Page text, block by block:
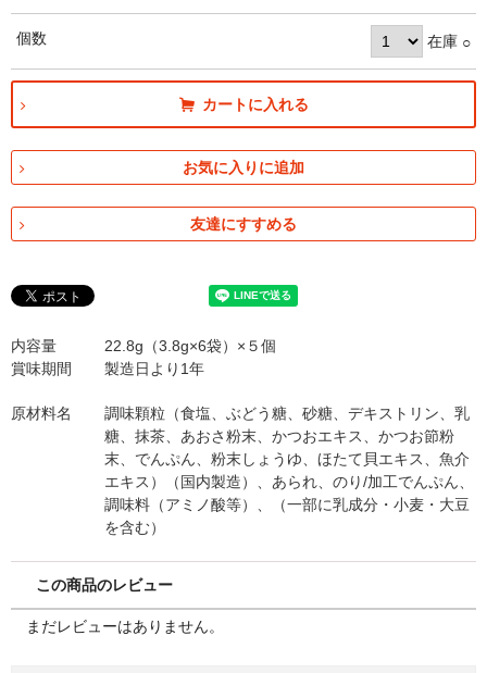
個数 在庫 ○
カートに入れる
お気に入りに追加
友達にすすめる
内容量
22.8g（3.8g×6袋）×５個
賞味期間
製造日より1年
原材料名
調味顆粒（食塩、ぶどう糖、砂糖、デキストリン、乳
糖、抹茶、あおさ粉末、かつおエキス、かつお節粉
末、でんぷん、粉末しょうゆ、ほたて貝エキス、魚介
エキス）（国内製造）、あられ、のり/加工でんぷん、
調味料（アミノ酸等）、（一部に乳成分・小麦・大豆
を含む）
この商品のレビュー
まだレビューはありません。